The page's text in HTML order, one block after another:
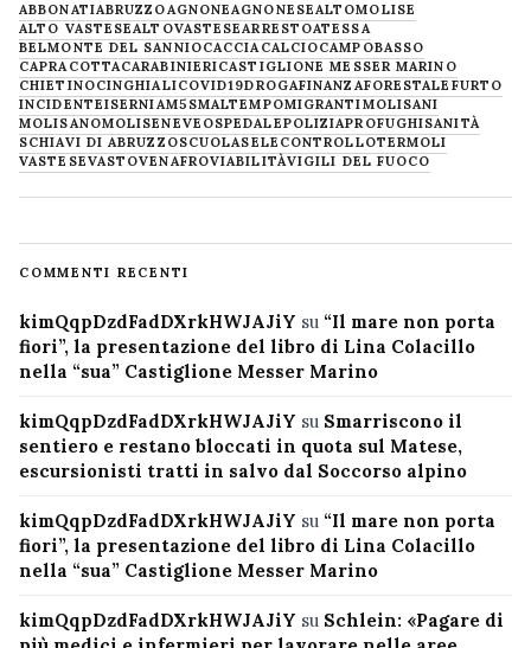
ABBONATIABRUZZOAGNONEAGNONESEALTOMOLISE
ALTO VASTESEALTOVASTESEARRESTOATESSA
BELMONTE DEL SANNIOCACCIACALCIOCAMPOBASSO
CAPRACOTTACARABINIERICASTIGLIONE MESSER MARINO
CHIETINOCINGHIALICOVID19DROGAFINANZAFORESTALE FURTO
INCIDENTEISERNIAM5SMALTEMPOMIGRANTIMOLISANI
MOLISANOMOLISENEVE OSPEDALEPOLIZIAPROFUGHISANITÀ
SCHIAVI DI ABRUZZOSCUOLASELECONTROLLOTERMOLI
VASTESEVASTOVENAFROVIABILITÀVIGILI DEL FUOCO
COMMENTI RECENTI
kimQqpDzdFadDXrkHWJAJiY su “Il mare non porta
fiori”, la presentazione del libro di Lina Colacillo
nella “sua” Castiglione Messer Marino
kimQqpDzdFadDXrkHWJAJiY su Smarriscono il
sentiero e restano bloccati in quota sul Matese,
escursionisti tratti in salvo dal Soccorso alpino
kimQqpDzdFadDXrkHWJAJiY su “Il mare non porta
fiori”, la presentazione del libro di Lina Colacillo
nella “sua” Castiglione Messer Marino
kimQqpDzdFadDXrkHWJAJiY su Schlein: «Pagare di